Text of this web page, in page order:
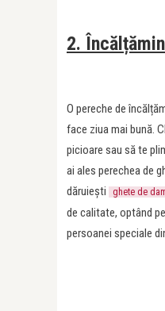
2.
O pereche de
face ziua mai bună.
picioare sau să te
ai ales perechea de
dăruiești
ghete de
de calitate, optând
persoanei speciale